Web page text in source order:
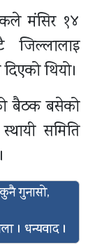
मंसिर १४
थियो।
बैठक बसेको
समिति
गुनासो,
। धन्यवाद ।